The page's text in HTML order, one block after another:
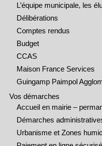
L’équipe municipale, les
Délibérations
Comptes rendus
Budget
CCAS
Maison France Services
Guingamp Paimpol
Vos démarches
Accueil en mairie –
Démarches
Urbanisme et Zones